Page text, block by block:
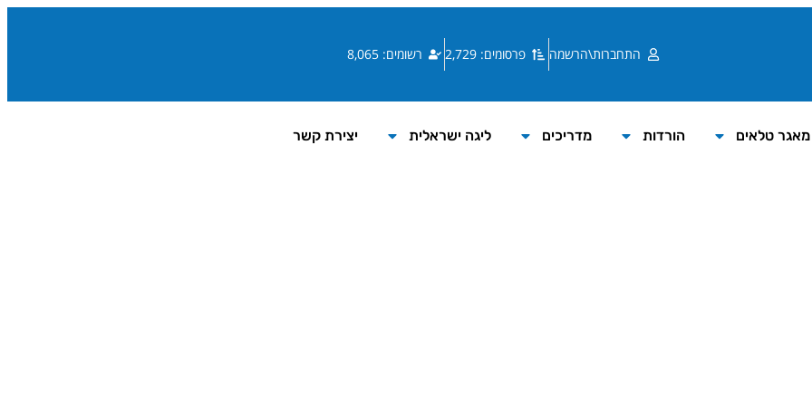
התחברות\הרשמה פרסומים: 2,729 רשומים: 8,065
מאגר טלאים הורדות מדריכים ליגה ישראלית יצירת קשר